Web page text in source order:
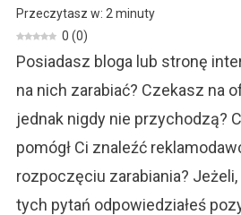
Przeczytasz w: 2 minuty
0 (0)
Posiadasz bloga lub stronę
na nich zarabiać? Czekasz na
jednak nigdy nie przychodzą?
pomógł Ci znaleźć
rozpoczęciu zarabiania?
tych pytań odpowiedziałeś